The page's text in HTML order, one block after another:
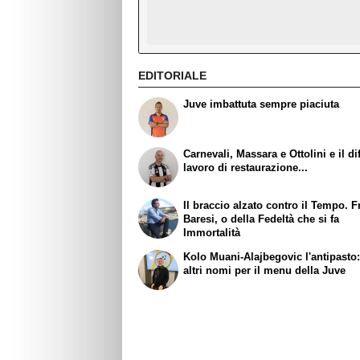
EDITORIALE
Juve imbattuta sempre piaciuta
Carnevali, Massara e Ottolini e il
lavoro di restaurazione...
Il braccio alzato contro il Tempo.
Baresi, o della Fedeltà che si fa
Immortalità
Kolo Muani-Alajbegovic
altri nomi per il menu della Juve